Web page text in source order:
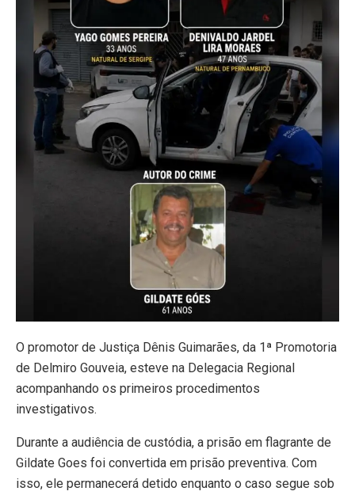
O promotor de Justiça Dênis Guimarães, da 1ª Promotoria
de Delmiro Gouveia, esteve na Delegacia Regional
acompanhando os primeiros procedimentos
investigativos.
Durante a audiência de custódia, a prisão em flagrante de
Gildate Goes foi convertida em prisão preventiva. Com
isso, ele permanecerá detido enquanto o caso segue sob